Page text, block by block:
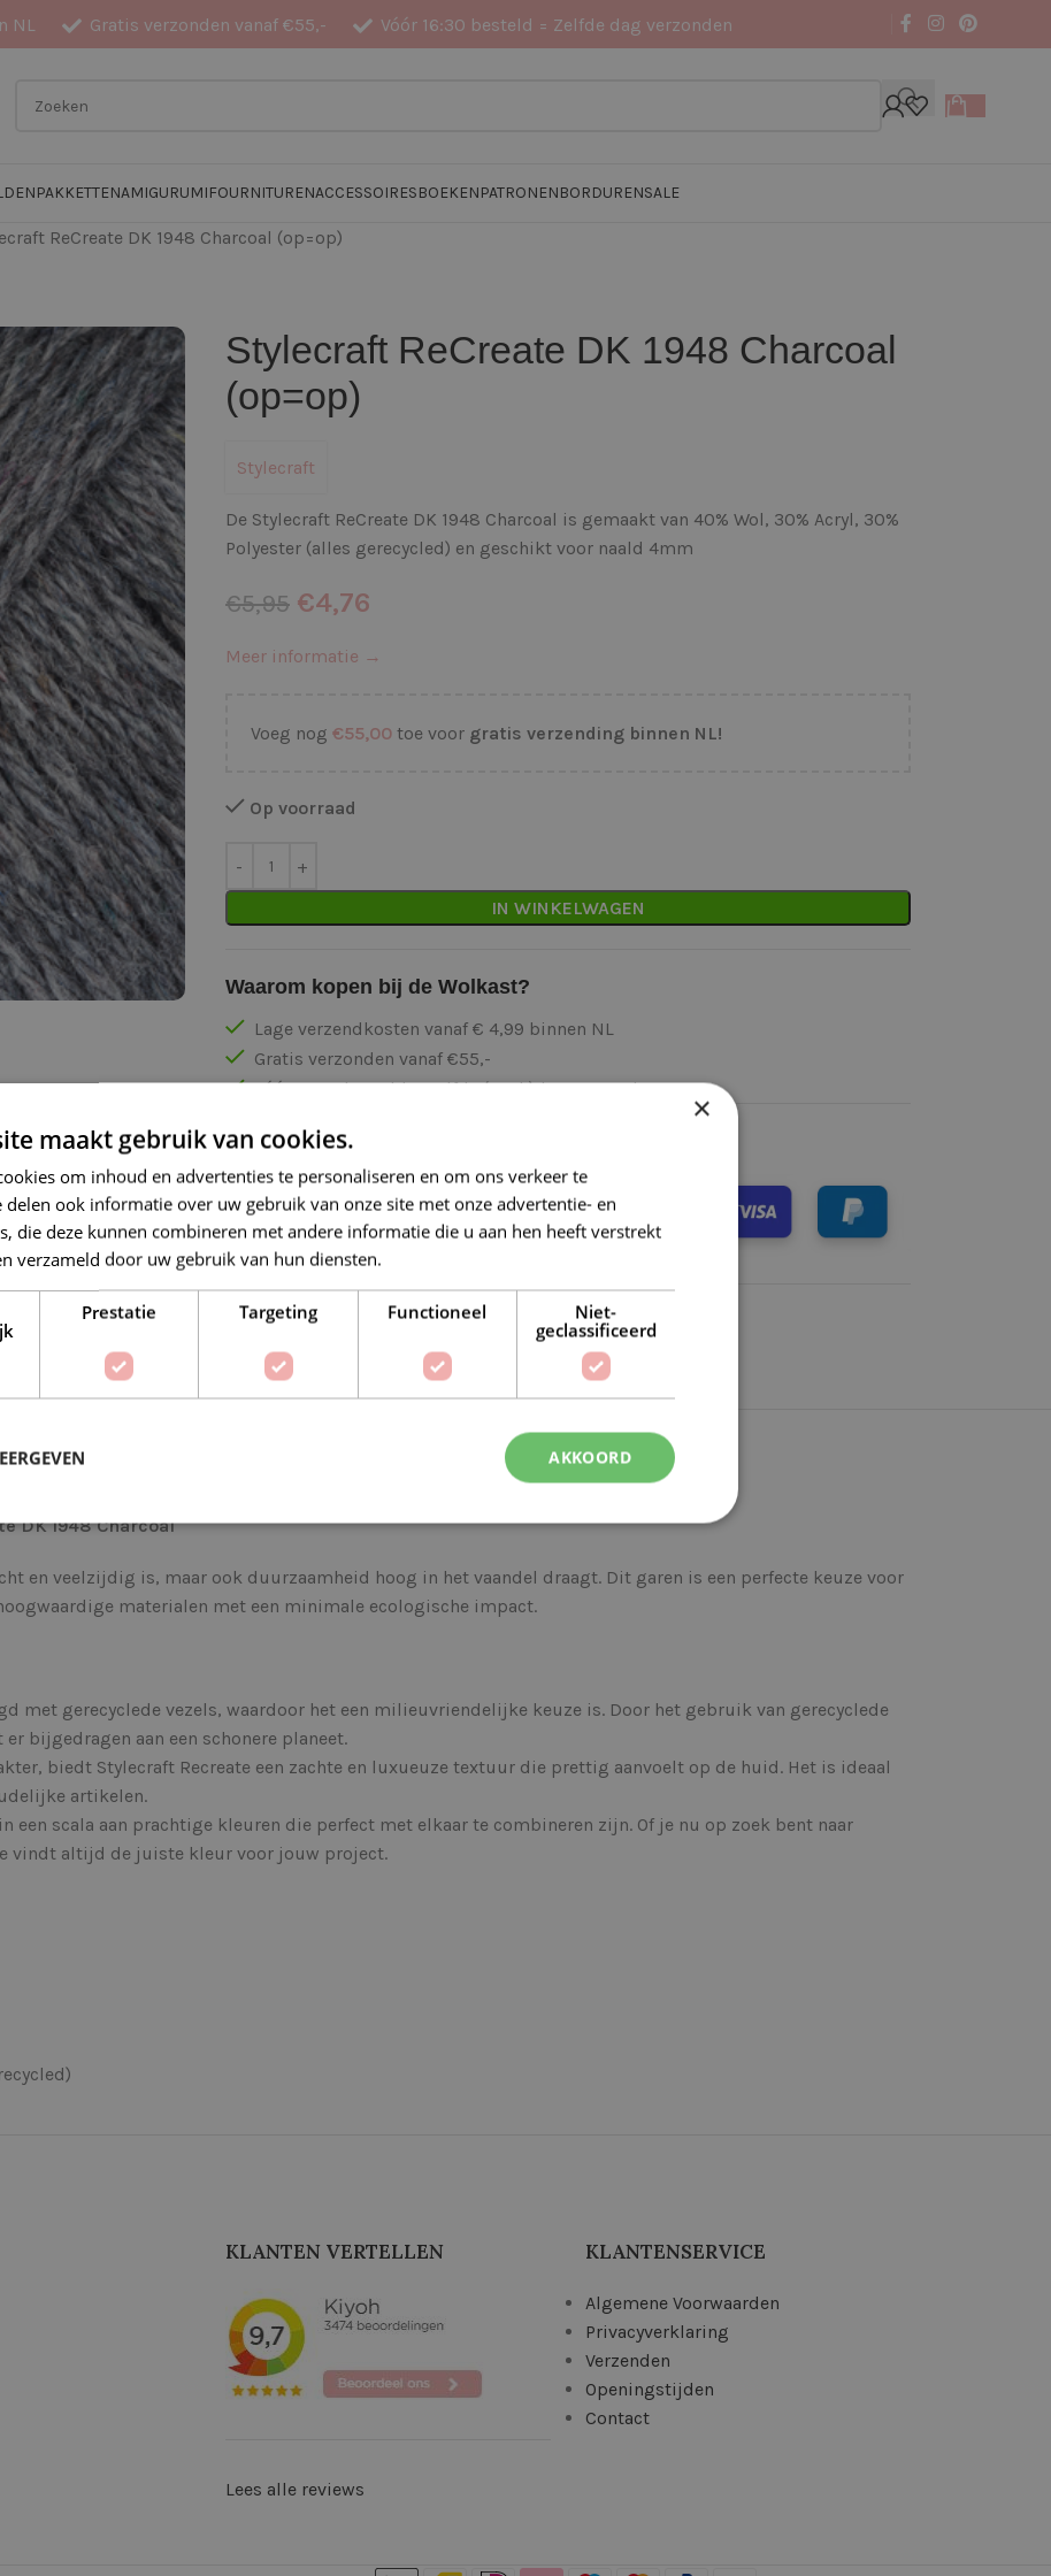
NL Gratis verzonden vanaf €55,- Vóór 16:30 besteld = Zelfde dag verzonden
PAKKETTENAMIGURUMIFOURNITURENACCESSOIRESBOEKENPATRONENBORDURENSALE
ReCreate DK 1948 Charcoal (op=op)
Stylecraft ReCreate DK 1948 Charcoal
(op=op)
Stylecraft
De Stylecraft ReCreate DK 1948 Charcoal is gemaakt van 40% Wol, 30% Acryl, 30%
Polyester (alles gerecycled) en geschikt voor naald 4mm
€5,95 €4,76
Meer informatie →
Voeg nog €55,00toe voor gratis verzending binnen NL!
Op voorraad
IN WINKELWAGEN
Waarom kopen bij de Wolkast?
Lage verzendkosten vanaf € 4,99 binnen NL
Gratis verzonden vanaf €55,-
Vóór 16:30 besteld = Zelfde (werk)dag verzonden
Veilig online betalen
Op verlanglijstje Delen:
BESCHRIJVING
DK 1948 Charcoal
en veelzijdig is, maar ook duurzaamheid hoog in het vaandel draagt. Dit garen is een perfecte keuze voor
materialen met een minimale ecologische impact.
met gerecyclede vezels, waardoor het een milieuvriendelijke keuze is. Door het gebruik van gerecyclede
bijgedragen aan een schonere planeet.
biedt Stylecraft Recreate een zachte en luxueuze textuur die prettig aanvoelt op de huid. Het is ideaal
artikelen.
een scala aan prachtige kleuren die perfect met elkaar te combineren zijn. Of je nu op zoek bent naar
vindt altijd de juiste kleur voor jouw project.
KLANTEN VERTELLEN
Lees alle reviews
KLANTENSERVICE
Algemene Voorwaarden
Privacyverklaring
Verzenden
Openingstijden
Contact
×
maakt gebruik van cookies.
om inhoud en advertenties te personaliseren en om ons verkeer te
delen ook informatie over uw gebruik van onze site met onze advertentie- en
die deze kunnen combineren met andere informatie die u aan hen heeft verstrekt
verzameld door uw gebruik van hun diensten.
Prestatie Targeting Functioneel
Niet-
geclassificeerd
AKKOORD